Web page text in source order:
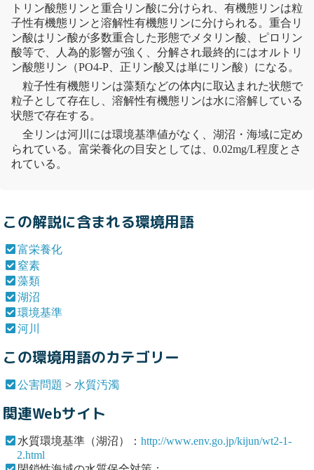
トリン酸態リンと重合リン酸に分けられ、有機態リンは粒
子性有機態リンと溶解性有機態リンに分けられる。重合リ
ン酸はリン酸が多数重合した形態でメタリン酸、ピロリン
酸等で、人為的影響が強く、分解され最終的にはオルトリ
ン酸態リン（PO4-P、正リン酸又は単にリン酸）になる。
粒子性有機態リンは藻類などの体内に取込まれた状態で
粒子として存在し、溶解性有機態リンは水に溶解している
状態で存在する。
全リンは河川 には環境基準値がなく、 湖沼 ・海域に定め
られている。 富栄養化の目安としては、0.02mg/L程度とさ
れている。
この解説に含まれる環境用語
富栄養化
窒素
藻類
湖沼
環境基準
河川
この環境用語のカテゴリー
公害問題 > 水質汚濁
関連Webサイト
水質環境基準（湖沼）：http://www.env.go.jp/kijun/wt2-1-
2.html